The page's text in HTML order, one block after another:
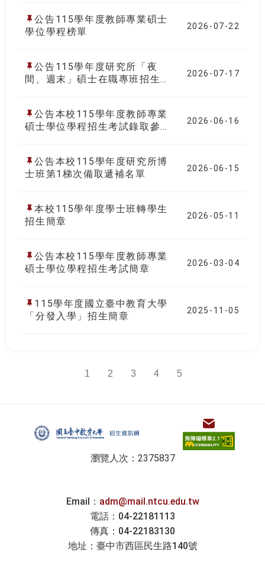
公告115學年度教師專業碩士
學位學程榜單
2026-07-22
公告115學年度研究所「夜
間、週末」碩士在職專班招生考
2026-07-17
公告本校115學年度教師專業
碩士學位學程招生考試錄取參加
2026-06-16
公告本校115學年度研究所博
士班第1梯次備取遞補名單
2026-06-15
本校115學年度學士班轉學生
招生簡章
2026-05-11
公告本校115學年度教師專業
碩士學位學程招生考試簡章
2026-03-04
115學年度國立臺中教育大學
「分發入學」招生簡章
2025-11-05
1 2 3 4 5
瀏覽人次：2375837
招生資訊
電子信箱
Email： adm@mail.ntcu.edu.tw
電話：04-22181113
傳真：04-22183130
地址：臺中市西區民生路140號